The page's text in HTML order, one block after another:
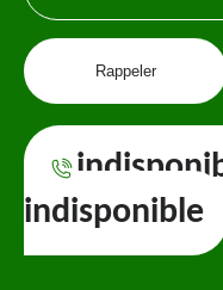
indisponible